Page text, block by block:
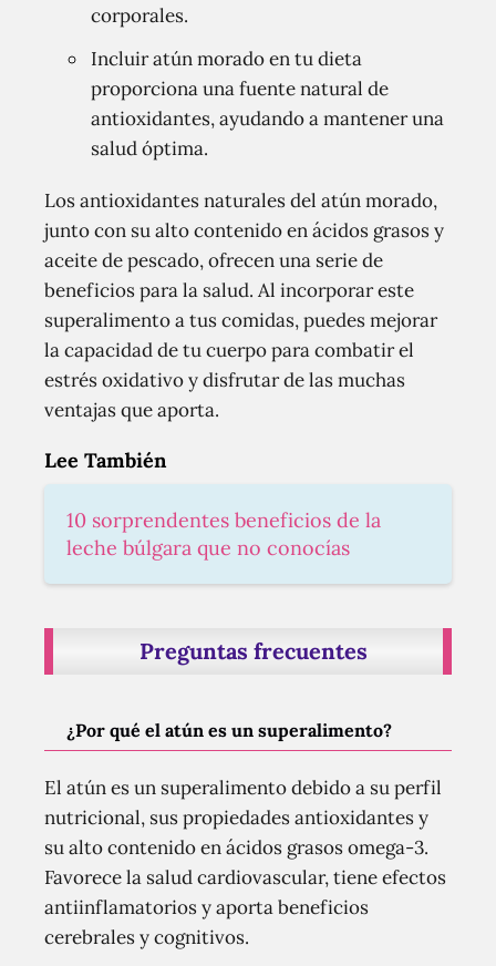
corporales.
Incluir atún morado en tu dieta
proporciona una fuente natural de
antioxidantes, ayudando a mantener una
salud óptima.
Los antioxidantes naturales del atún morado,
junto con su alto contenido en ácidos grasos y
aceite de pescado, ofrecen una serie de
beneficios para la salud. Al incorporar este
superalimento a tus comidas, puedes mejorar
la capacidad de tu cuerpo para combatir el
estrés oxidativo y disfrutar de las muchas
ventajas que aporta.
Lee También
10 sorprendentes beneficios de la
leche búlgara que no conocías
Preguntas frecuentes
¿Por qué el atún es un superalimento?
El atún es un superalimento debido a su perfil
nutricional, sus propiedades antioxidantes y
su alto contenido en ácidos grasos omega-3.
Favorece la salud cardiovascular, tiene efectos
antiinflamatorios y aporta beneficios
cerebrales y cognitivos.